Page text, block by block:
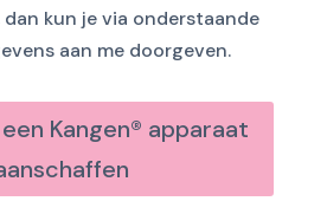
kun je via onderstaande
aan me doorgeven.
Kangen® apparaat